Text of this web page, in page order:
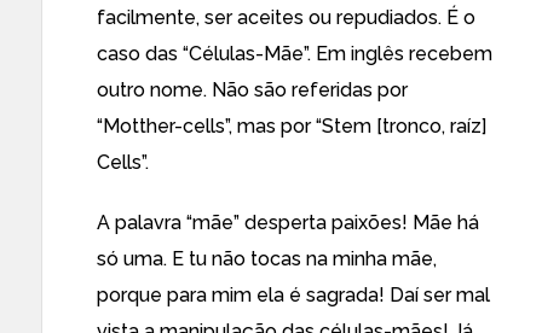
facilmente, ser aceites ou repudiados. É o
caso das “Células-Mãe”. Em inglês recebem
outro nome. Não são referidas por
“Motther-cells”, mas por “Stem [tronco, raíz]
Cells”.
A palavra “mãe” desperta paixões! Mãe há
só uma. E tu não tocas na minha mãe,
porque para mim ela é sagrada! Daí ser mal